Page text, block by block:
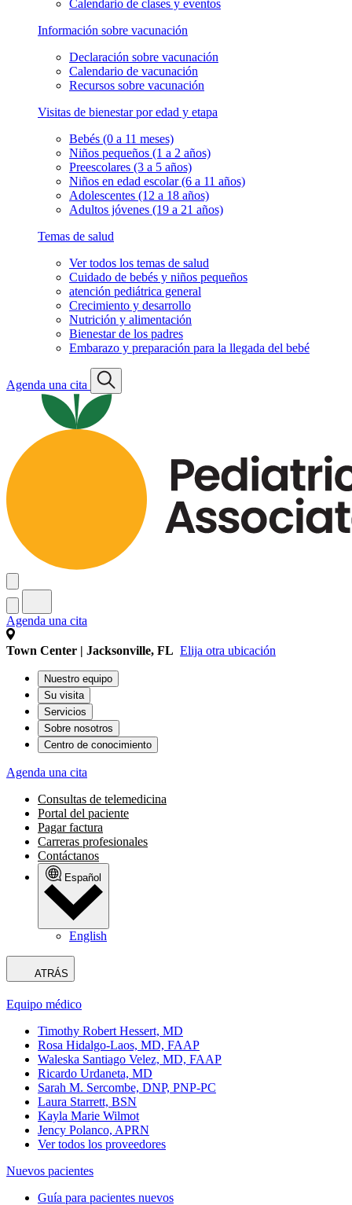
Calendario de clases y eventos
Información sobre vacunación
Declaración sobre vacunación
Calendario de vacunación
Recursos sobre vacunación
Visitas de bienestar por edad y etapa
Bebés (0 a 11 meses)
Niños pequeños (1 a 2 años)
Preescolares (3 a 5 años)
Niños en edad escolar (6 a 11 años)
Adolescentes (12 a 18 años)
Adultos jóvenes (19 a 21 años)
Temas de salud
Ver todos los temas de salud
Cuidado de bebés y niños pequeños
atención pediátrica general
Crecimiento y desarrollo
Nutrición y alimentación
Bienestar de los padres
Embarazo y preparación para la llegada del bebé
Agenda una cita
Agenda una cita
Town Center | Jacksonville, FL Elija otra ubicación
Nuestro equipo
Su visita
Servicios
Sobre nosotros
Centro de conocimiento
Agenda una cita
Consultas de telemedicina
Portal del paciente
Pagar factura
Carreras profesionales
Contáctanos
Español
English
ATRÁS
Equipo médico
Timothy Robert Hessert, MD
Rosa Hidalgo-Laos, MD, FAAP
Waleska Santiago Velez, MD, FAAP
Ricardo Urdaneta, MD
Sarah M. Sercombe, DNP, PNP-PC
Laura Starrett, BSN
Kayla Marie Wilmot
Jency Polanco, APRN
Ver todos los proveedores
Nuevos pacientes
Guía para pacientes nuevos